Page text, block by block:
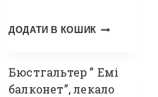
ДОДАТИ В КОШИК
Бюстгальтер ” Емі
балконет”, лекало